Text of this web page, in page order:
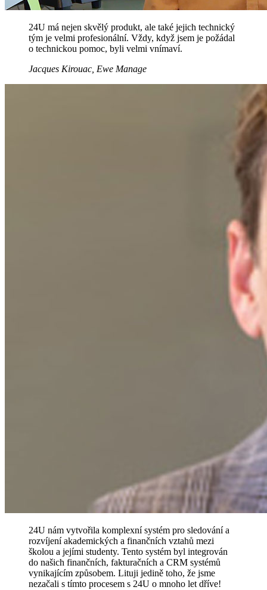
24U má nejen skvělý produkt, ale také jejich technický
tým je velmi profesionální. Vždy, když jsem je požádal
o technickou pomoc, byli velmi vnímaví.
Jacques Kirouac, Ewe Manage
24U nám vytvořila komplexní systém pro sledování a
rozvíjení akademických a finančních vztahů mezi
školou a jejími studenty. Tento systém byl integrován
do našich finančních, fakturačních a CRM systémů
vynikajícím způsobem. Lituji jedině toho, že jsme
nezačali s tímto procesem s 24U o mnoho let dříve!